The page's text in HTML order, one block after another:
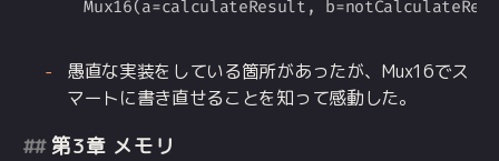
Copy
愚直な実装をしている箇所があったが、Mux16でス
マートに書き直せることを知って感動した。
第3章 メモリ